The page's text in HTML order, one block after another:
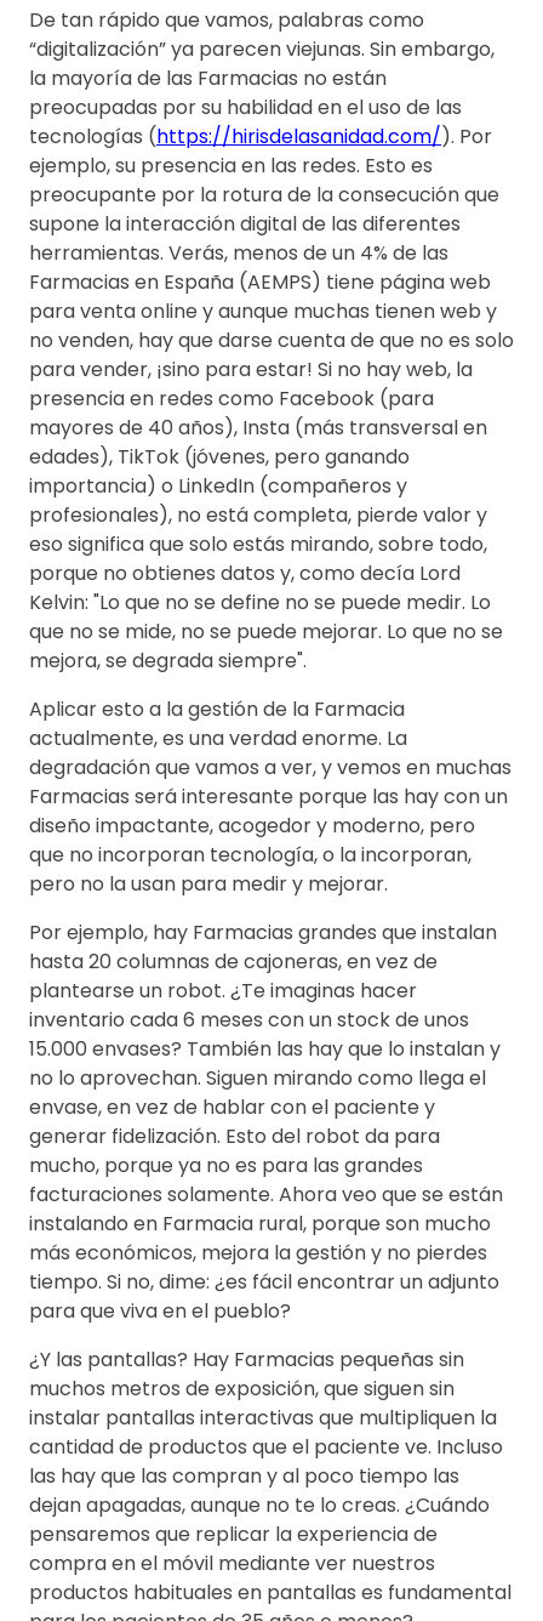
De tan rápido que vamos, palabras como
“digitalización” ya parecen viejunas. Sin embargo,
la mayoría de las Farmacias no están
preocupadas por su habilidad en el uso de las
tecnologías (https://hirisdelasanidad.com/). Por
ejemplo, su presencia en las redes. Esto es
preocupante por la rotura de la consecución que
supone la interacción digital de las diferentes
herramientas. Verás, menos de un 4% de las
Farmacias en España (AEMPS) tiene página web
para venta online y aunque muchas tienen web y
no venden, hay que darse cuenta de que no es solo
para vender, ¡sino para estar! Si no hay web, la
presencia en redes como Facebook (para
mayores de 40 años), Insta (más transversal en
edades), TikTok (jóvenes, pero ganando
importancia) o LinkedIn (compañeros y
profesionales), no está completa, pierde valor y
eso significa que solo estás mirando, sobre todo,
porque no obtienes datos y, como decía Lord
Kelvin: "Lo que no se define no se puede medir. Lo
que no se mide, no se puede mejorar. Lo que no se
mejora, se degrada siempre".
Aplicar esto a la gestión de la Farmacia
actualmente, es una verdad enorme. La
degradación que vamos a ver, y vemos en muchas
Farmacias será interesante porque las hay con un
diseño impactante, acogedor y moderno, pero
que no incorporan tecnología, o la incorporan,
pero no la usan para medir y mejorar.
Por ejemplo, hay Farmacias grandes que instalan
hasta 20 columnas de cajoneras, en vez de
plantearse un robot. ¿Te imaginas hacer
inventario cada 6 meses con un stock de unos
15.000 envases? También las hay que lo instalan y
no lo aprovechan. Siguen mirando como llega el
envase, en vez de hablar con el paciente y
generar fidelización. Esto del robot da para
mucho, porque ya no es para las grandes
facturaciones solamente. Ahora veo que se están
instalando en Farmacia rural, porque son mucho
más económicos, mejora la gestión y no pierdes
tiempo. Si no, dime: ¿es fácil encontrar un adjunto
para que viva en el pueblo?
¿Y las pantallas? Hay Farmacias pequeñas sin
muchos metros de exposición, que siguen sin
instalar pantallas interactivas que multipliquen la
cantidad de productos que el paciente ve. Incluso
las hay que las compran y al poco tiempo las
dejan apagadas, aunque no te lo creas. ¿Cuándo
pensaremos que replicar la experiencia de
compra en el móvil mediante ver nuestros
productos habituales en pantallas es fundamental